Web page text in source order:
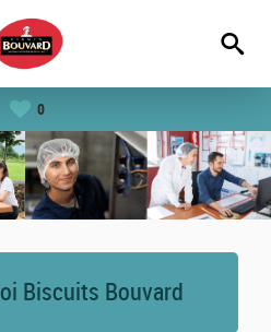
0
Biscuits Bouvard